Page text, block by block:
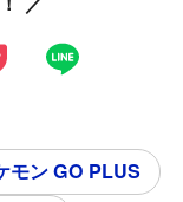
モン GO PLUS